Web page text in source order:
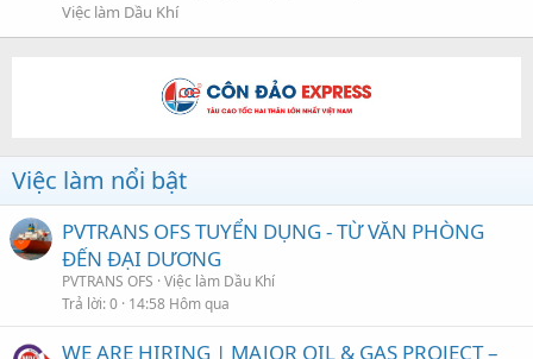
Việc làm Dầu Khí
Việc làm nổi bật
PVTRANS OFS TUYỂN DỤNG - TỪ VĂN PHÒNG
ĐẾN ĐẠI DƯƠNG
PVTRANS OFS Việc làm Dầu Khí
Trả lời 0 14:58 Hôm qua
WE ARE HIRING | MAJOR OIL & GAS PROJECT –